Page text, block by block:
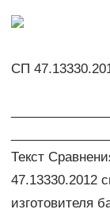
СП
Текст
47.13330.2012
изготовителя